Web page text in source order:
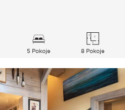
5 Pokoje 8 Pokoje